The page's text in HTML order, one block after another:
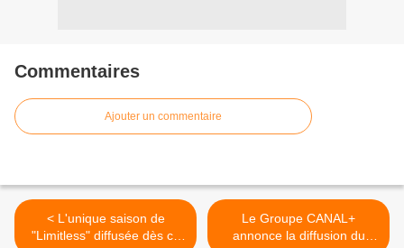
Commentaires
Ajouter un commentaire
< L'unique saison de
"Limitless" diffusée dès ce
Le Groupe CANAL+
annonce la diffusion du